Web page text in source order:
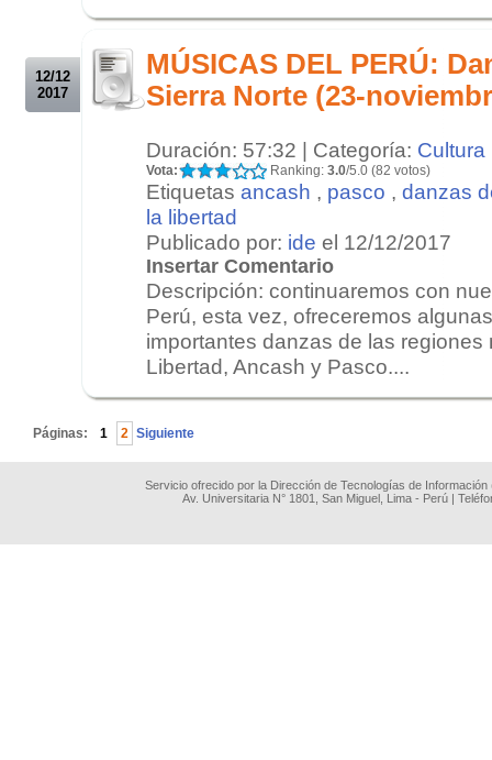
12/12
2017
MÚSICAS DEL PERÚ:
Sierra Norte (23-
Duración: 57:32 | Categoría: Cultura
Vota: Ranking: 3.0/5.0 (82 votos)
Etiquetas ancash , pasco , danzas
la libertad
Publicado por: ide el 12/12/2017
Insertar Comentario
Descripción: continuaremos con
Perú, esta vez, ofreceremos
importantes danzas de las regiones
Libertad, Ancash y Pasco....
Páginas: 1 2 Siguiente
Servicio ofrecido por la Dirección de Tecnologías de
Av. Universitaria N° 1801, San Miguel, Lima - Perú |